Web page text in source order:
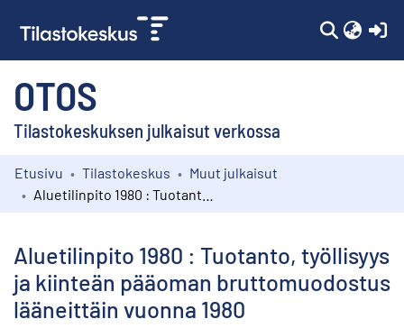
OTOS
Tilastokeskuksen julkaisut verkossa
Kokoelmat
Etusivu Tilastokeskus
Muut julkaisut
Aluetilinpito 1980 : Tuotanto, työllisyys
ja kiinteän pääoman bruttomuodostus
lääneittäin vuonna 1980